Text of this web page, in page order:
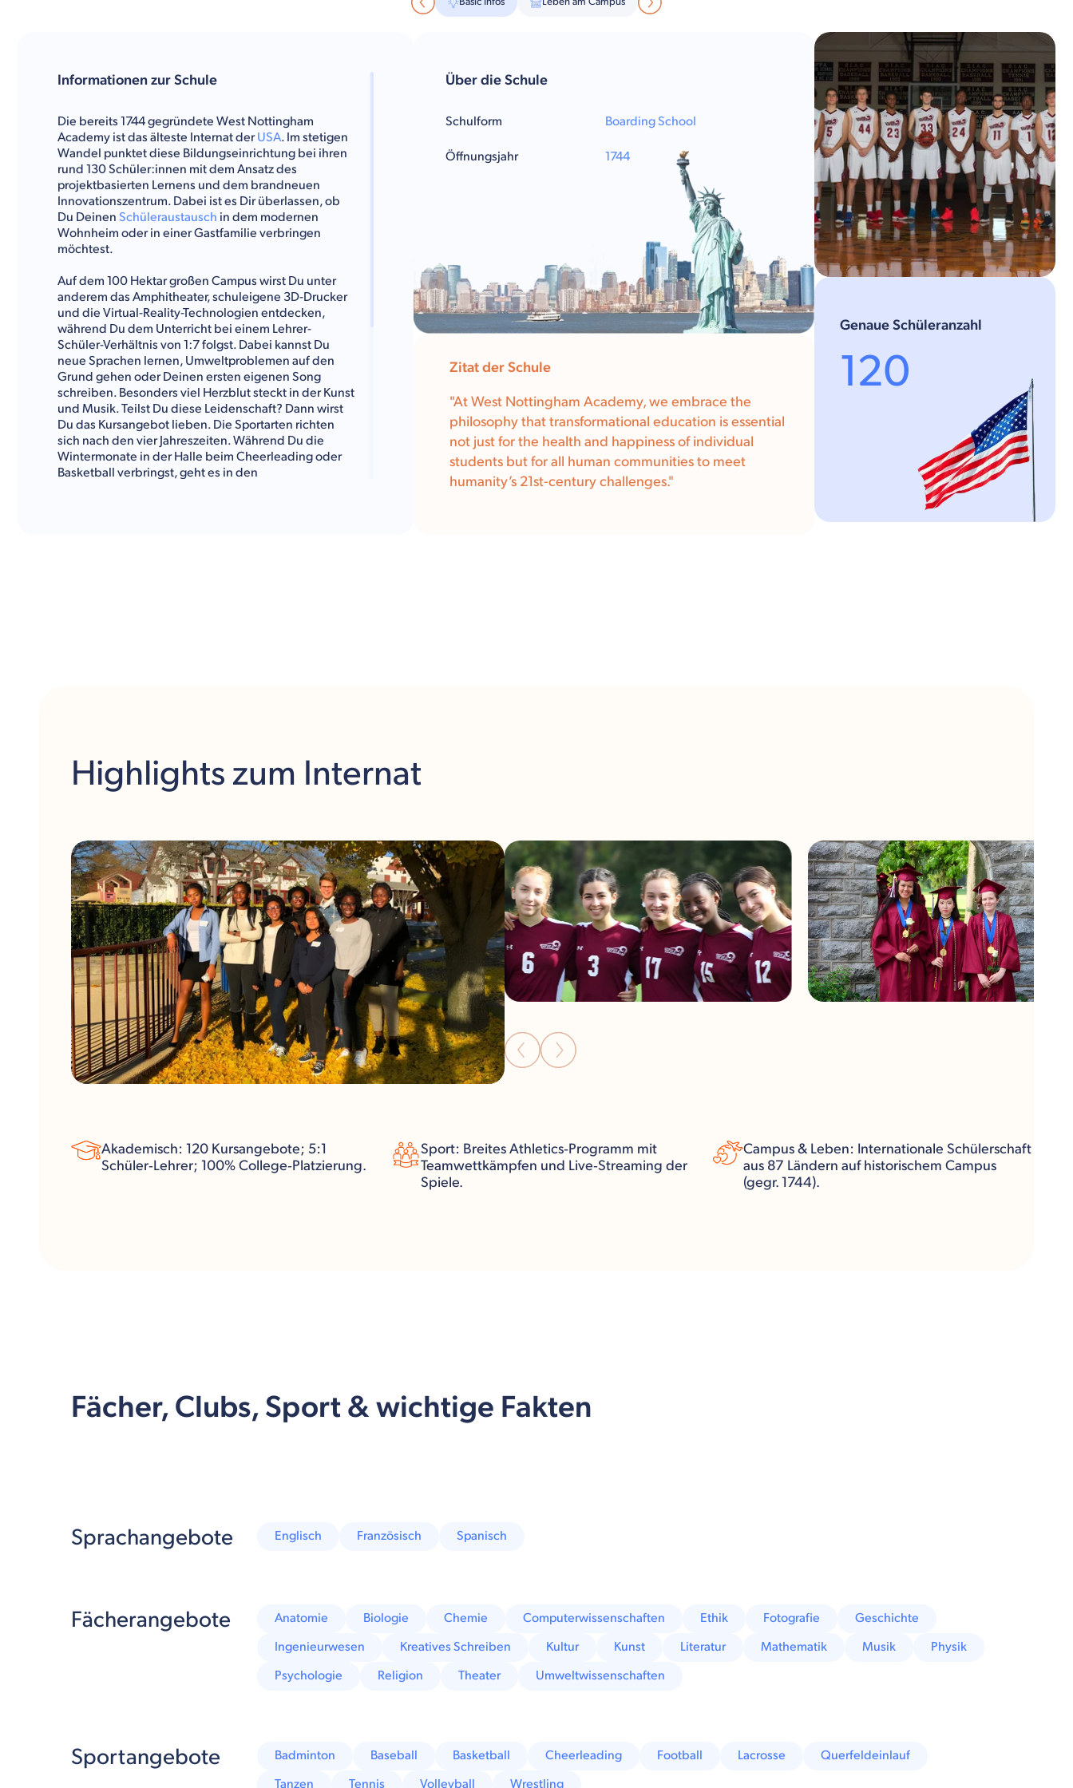
Informationen zur Schule
Die bereits 1744 gegründete West Nottingham
Academy ist das älteste Internat derUSA. Im stetigen
Wandel punktet diese Bildungseinrichtung bei ihren
rund 130 Schüler:innen mit dem Ansatz des
projektbasierten Lernens und dem brandneuen
Innovationszentrum. Dabei ist es Dir überlassen, ob
Du Deinen Schüleraustausch in dem modernen
Wohnheim oder in einer Gastfamilie verbringen
möchtest.
Auf dem 100 Hektar großen Campus wirst Du unter
anderem das Amphitheater, schuleigene 3D-Drucker
und die Virtual-Reality-Technologien entdecken,
während Du dem Unterricht bei einem Lehrer-
Schüler-Verhältnis von 1:7 folgst. Dabei kannst Du
neue Sprachen lernen, Umweltproblemen auf den
Grund gehen oder Deinen ersten eigenen Song
schreiben. Besonders viel Herzblut steckt in der Kunst
und Musik. Teilst Du diese Leidenschaft? Dann wirst
Du das Kursangebot lieben. Die Sportarten richten
sich nach den vier Jahreszeiten. Während Du die
Wintermonate in der Halle beim Cheerleading oder
Basketball verbringst, geht es in den
Über die Schule
Schulform
Öffnungsjahr
Boarding School
1744
Zitat der Schule
"At West Nottingham Academy, we embrace the
philosophy that transformational education is essential
not just for the health and happiness of individual
students but for all human communities to meet
humanity’s 21st-century challenges."
Genaue Schüleranzahl
120
Highlights zum Internat
Akademisch: 120 Kursangebote; 5:1
Schüler‑Lehrer; 100% College‑Platzierung.
Sport: Breites Athletics‑Programm mit
Teamwettkämpfen und Live‑Streaming der
Spiele.
Campus & Leben: Internationale Schülerschaft
aus 87 Ländern auf historischem Campus
(gegr. 1744).
Fächer, Clubs, Sport & wichtige Fakten
Sprachangebote Englisch Französisch Spanisch
Fächerangebote Anatomie Biologie Chemie Computerwissenschaften Ethik Fotografie
Geschichte
Ingenieurwesen
Kreatives Schreiben Kultur Kunst Literatur Mathematik Musik
Physik
Psychologie
Religion Theater Umweltwissenschaften
Sportangebote Badminton Baseball Basketball Cheerleading Football Lacrosse
Querfeldeinlauf
Tanzen
Tennis Volleyball Wrestling